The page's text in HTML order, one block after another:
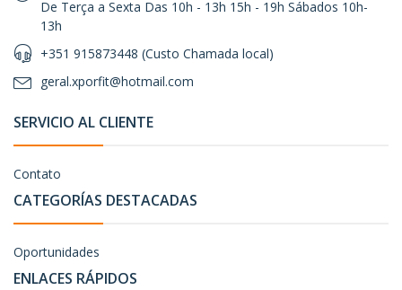
De Terça a Sexta Das 10h - 13h 15h - 19h Sábados 10h-
13h
+351 915873448 (Custo Chamada local)
geral.xporfit@hotmail.com
SERVICIO AL CLIENTE
Contato
CATEGORÍAS DESTACADAS
Oportunidades
ENLACES RÁPIDOS